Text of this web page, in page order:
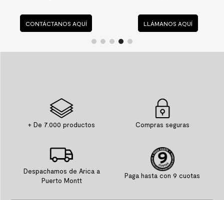
CONTÁCTANOS AQUÍ LLÁMANOS AQUÍ
+ De 7.000 productos Compras seguras
Despachamos de Arica a
Puerto Montt
Paga hasta con 9 cuotas